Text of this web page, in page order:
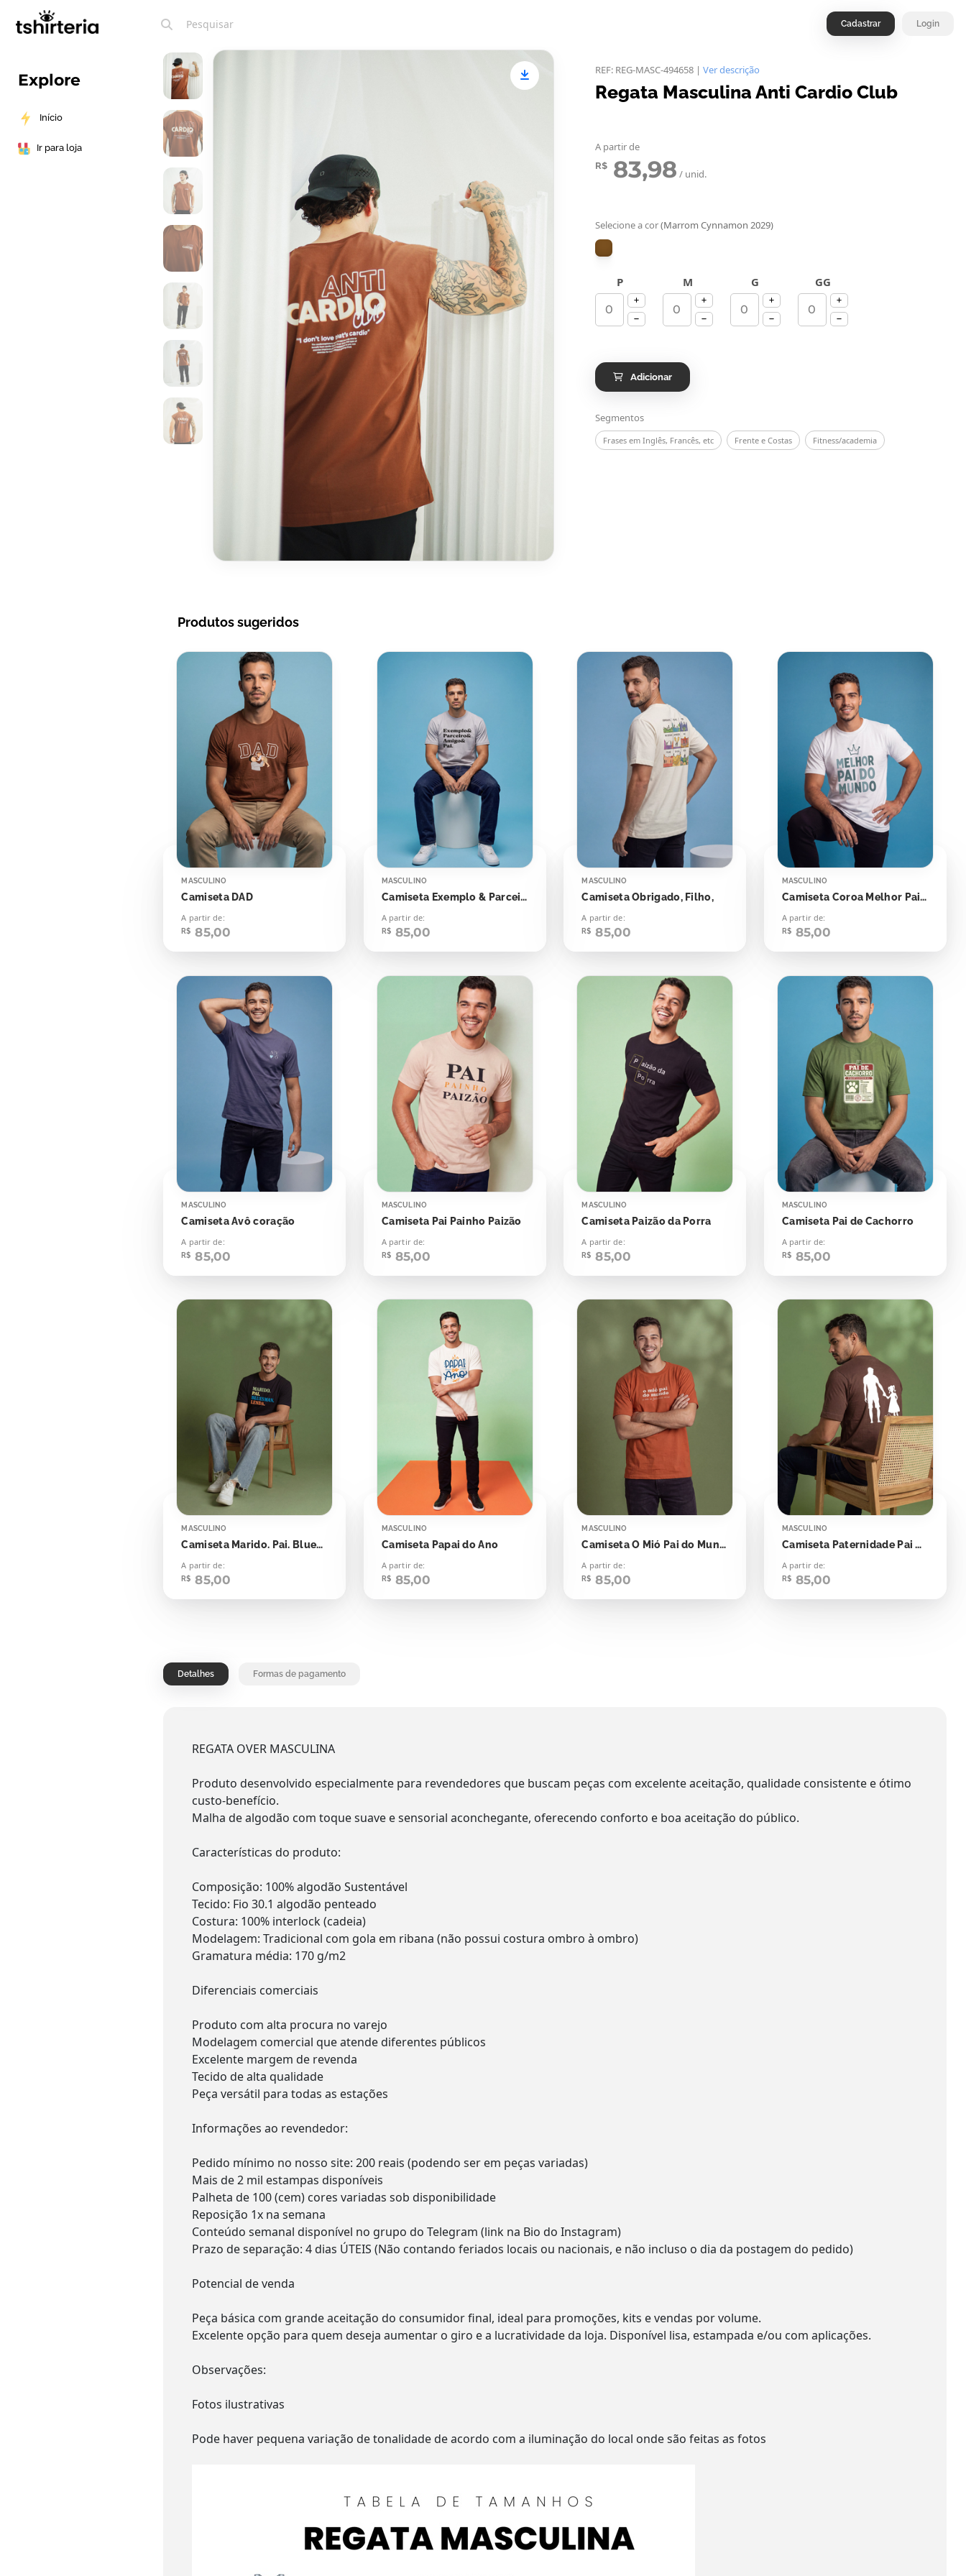
Explore
Início
Ir para loja
Cadastrar Login
REF: REG-MASC-494658 | Ver descrição
Regata Masculina Anti Cardio Club
A partir de
R$ 83,98 / unid.
Selecione a cor(Marrom Cynnamon 2029)
P M G GG
Adicionar
Segmentos
Frases em Inglês, Francês, etc Frente e Costas Fitness/academia
Produtos sugeridos
MASCULINO
Camiseta DAD
A partir de:
R$ 85,00
MASCULINO
Camiseta Exemplo & Parceiro & Amigo & Pai
A partir de:
R$ 85,00
MASCULINO
Camiseta Obrigado, Filho,
A partir de:
R$ 85,00
MASCULINO
Camiseta Coroa Melhor Pai Do Mundo
A partir de:
R$ 85,00
MASCULINO
Camiseta Avô coração
A partir de:
R$ 85,00
MASCULINO
Camiseta Pai Painho Paizão
A partir de:
R$ 85,00
MASCULINO
Camiseta Paizão da Porra
A partir de:
R$ 85,00
MASCULINO
Camiseta Pai de Cachorro
A partir de:
R$ 85,00
MASCULINO
Camiseta Marido. Pai. Bluesman. Lenda
A partir de:
R$ 85,00
MASCULINO
Camiseta Papai do Ano
A partir de:
R$ 85,00
MASCULINO
Camiseta O Mió Pai do Mundo
A partir de:
R$ 85,00
MASCULINO
Camiseta Paternidade Pai Ministério
A partir de:
R$ 85,00
Detalhes Formas de pagamento
REGATA OVER MASCULINA
Produto desenvolvido especialmente para revendedores que buscam peças com excelente aceitação, qualidade consistente e ótimo
custo-benefício.
Malha de algodão com toque suave e sensorial aconchegante, oferecendo conforto e boa aceitação do público.
Características do produto:
Composição: 100% algodão Sustentável
Tecido: Fio 30.1 algodão penteado
Costura: 100% interlock (cadeia)
Modelagem: Tradicional com gola em ribana (não possui costura ombro à ombro)
Gramatura média: 170 g/m2
Diferenciais comerciais
Produto com alta procura no varejo
Modelagem comercial que atende diferentes públicos
Excelente margem de revenda
Tecido de alta qualidade
Peça versátil para todas as estações
Informações ao revendedor:
Pedido mínimo no nosso site: 200 reais (podendo ser em peças variadas)
Mais de 2 mil estampas disponíveis
Palheta de 100 (cem) cores variadas sob disponibilidade
Reposição 1x na semana
Conteúdo semanal disponível no grupo do Telegram (link na Bio do Instagram)
Prazo de separação: 4 dias ÚTEIS (Não contando feriados locais ou nacionais, e não incluso o dia da postagem do pedido)
Potencial de venda
Peça básica com grande aceitação do consumidor final, ideal para promoções, kits e vendas por volume.
Excelente opção para quem deseja aumentar o giro e a lucratividade da loja. Disponível lisa, estampada e/ou com aplicações.
Observações:
Fotos ilustrativas
Pode haver pequena variação de tonalidade de acordo com a iluminação do local onde são feitas as fotos